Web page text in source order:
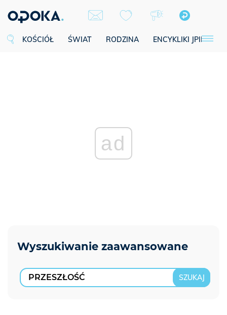
KOŚCIÓŁ ŚWIAT RODZINA ENCYKLIKI JPII
ad